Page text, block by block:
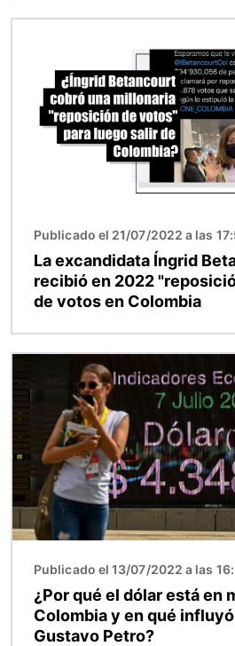
Publicado el 21/07/2022 a las
La excandidata Íngrid
recibió en 2022
de votos en Colombia
Publicado el 13/07/2022 a las
¿Por qué el dólar está en
Colombia y en qué
Gustavo Petro?